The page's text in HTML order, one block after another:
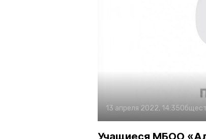
13 апреля 2022, 14:35
Учащиеся МБОО